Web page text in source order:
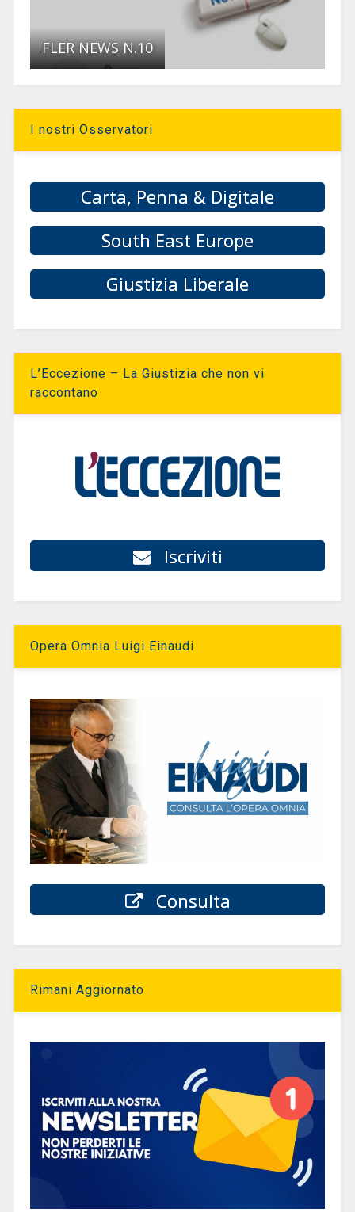
FLER NEWS N.10
I nostri Osservatori
Carta, Penna & Digitale
South East Europe
Giustizia Liberale
L’Eccezione – La Giustizia che non vi
raccontano
Iscriviti
Opera Omnia Luigi Einaudi
Consulta
Rimani Aggiornato